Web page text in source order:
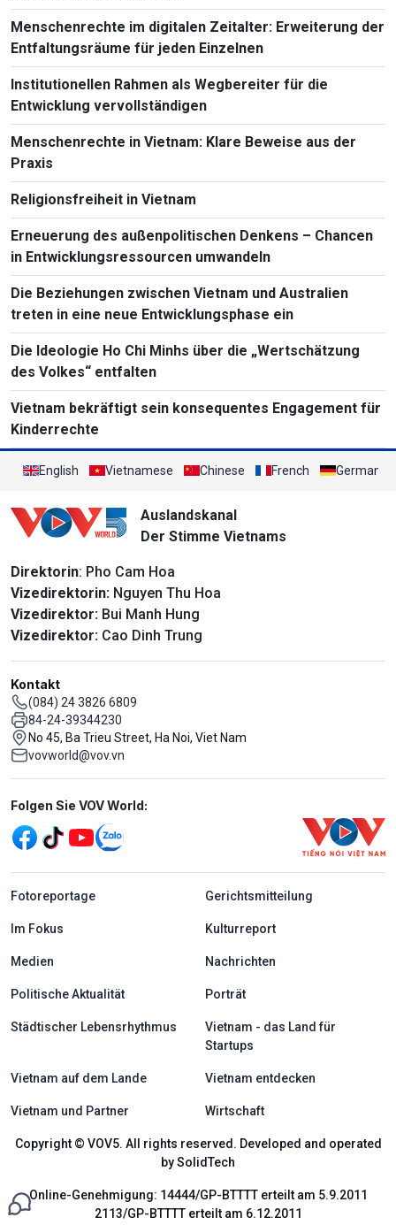
Menschenrechte im digitalen Zeitalter: Erweiterung der
Entfaltungsräume für jeden Einzelnen
Institutionellen Rahmen als Wegbereiter für die
Entwicklung vervollständigen
Menschenrechte in Vietnam: Klare Beweise aus der
Praxis
Religionsfreiheit in Vietnam
Erneuerung des außenpolitischen Denkens – Chancen
in Entwicklungsressourcen umwandeln
Die Beziehungen zwischen Vietnam und Australien
treten in eine neue Entwicklungsphase ein
Die Ideologie Ho Chi Minhs über die „Wertschätzung
des Volkes“ entfalten
Vietnam bekräftigt sein konsequentes Engagement für
Kinderrechte
English Vietnamese Chinese French German
Auslandskanal
Der Stimme Vietnams
Direktorin: Pho Cam Hoa
Vizedirektorin: Nguyen Thu Hoa
Vizedirektor: Bui Manh Hung
Vizedirektor: Cao Dinh Trung
Kontakt
(084) 24 3826 6809
84-24-39344230
No 45, Ba Trieu Street, Ha Noi, Viet Nam
vovworld@vov.vn
Mạng xã hội
Folgen Sie VOV World:
menu footer tiếng Đức
Fotoreportage Gerichtsmitteilung
Im Fokus Kulturreport
Medien Nachrichten
Politische Aktualität Porträt
Städtischer Lebensrhythmus
Vietnam - das Land für
Startups
Vietnam auf dem Lande Vietnam entdecken
Vietnam und Partner Wirtschaft
Copyright © VOV5. All rights reserved. Developed and operated
by SolidTech
Online-Genehmigung: 14444/GP-BTTTT erteilt am 5.9.2011
2113/GP-BTTTT erteilt am 6.12.2011